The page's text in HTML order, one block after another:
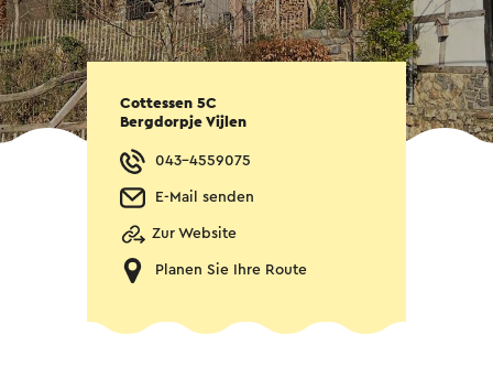
Cottessen 5C
Bergdorpje Vijlen
043-4559075
E-Mail senden
Zur Website
Planen Sie Ihre Route